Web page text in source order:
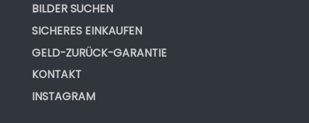
BILDER SUCHEN
SICHERES EINKAUFEN
GELD-ZURÜCK-GARANTIE
KONTAKT
INSTAGRAM